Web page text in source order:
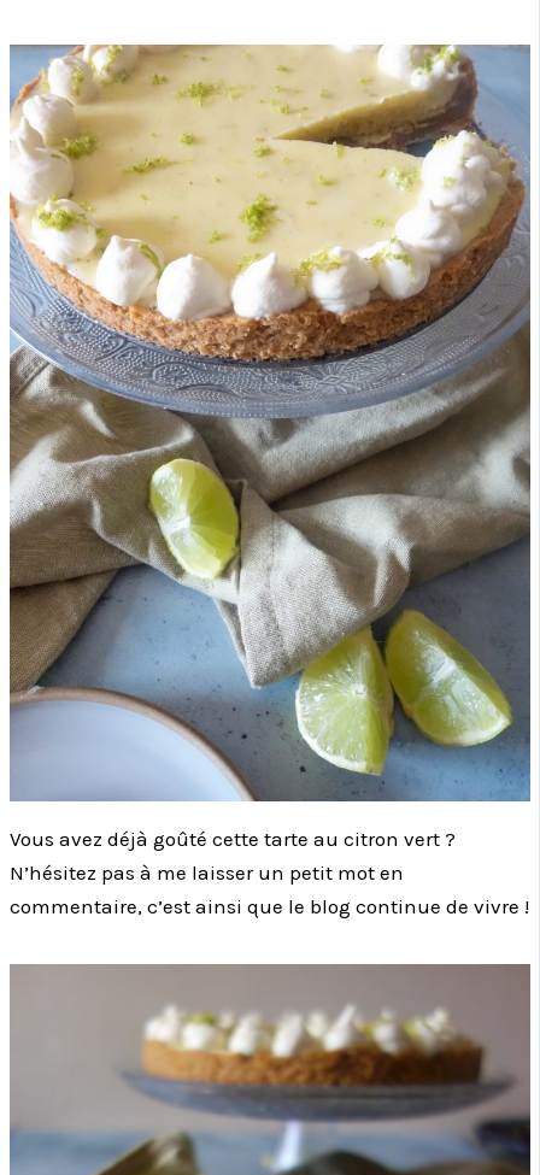
Vous avez déjà goûté cette tarte au citron vert ?
N’hésitez pas à me laisser un petit mot en
commentaire, c’est ainsi que le blog continue de vivre !